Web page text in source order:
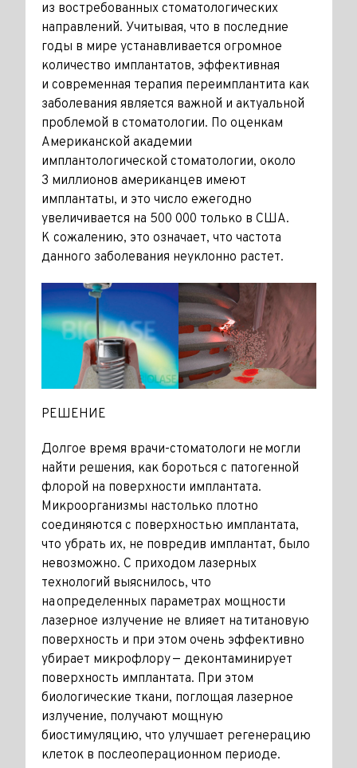
из востребованных стоматологических
направлений. Учитывая, что в последние
годы в мире устанавливается огромное
количество имплантатов, эффективная
и современная терапия переимплантита как
заболевания является важной и актуальной
проблемой в стоматологии. По оценкам
Американской академии
имплантологической стоматологии, около
3 миллионов американцев имеют
имплантаты, и это число ежегодно
увеличивается на 500 000 только в США.
К сожалению, это означает, что частота
данного заболевания неуклонно растет.
РЕШЕНИЕ
Долгое время врачи-стоматологи не могли
найти решения, как бороться с патогенной
флорой на поверхности имплантата.
Микроорганизмы настолько плотно
соединяются с поверхностью имплантата,
что убрать их, не повредив имплантат, было
невозможно. С приходом лазерных
технологий выяснилось, что
на определенных параметрах мощности
лазерное излучение не влияет на титановую
поверхность и при этом очень эффективно
убирает микрофлору — деконтаминирует
поверхность имплантата. При этом
биологические ткани, поглощая лазерное
излучение, получают мощную
биостимуляцию, что улучшает регенерацию
клеток в послеоперационном периоде.